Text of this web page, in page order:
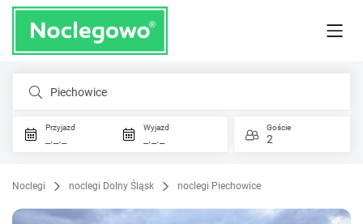
Piechowice
Przyjazd
_._._
Wyjazd
_._._
Goście
2
Noclegi noclegi Dolny Śląsk noclegi Piechowice